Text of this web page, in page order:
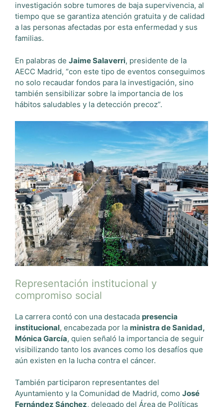
investigación sobre tumores de baja supervivencia, al
tiempo que se garantiza atención gratuita y de calidad
a las personas afectadas por esta enfermedad y sus
familias.
En palabras de Jaime Salaverri, presidente de la
AECC Madrid, “con este tipo de eventos conseguimos
no solo recaudar fondos para la investigación, sino
también sensibilizar sobre la importancia de los
hábitos saludables y la detección precoz”.
Representación institucional y
compromiso social
La carrera contó con una destacada presencia
institucional, encabezada por la ministra de Sanidad,
Mónica García, quien señaló la importancia de seguir
visibilizando tanto los avances como los desafíos que
aún existen en la lucha contra el cáncer.
También participaron representantes del
Ayuntamiento y la Comunidad de Madrid, como José
Fernández Sánchez, delegado del Área de Políticas